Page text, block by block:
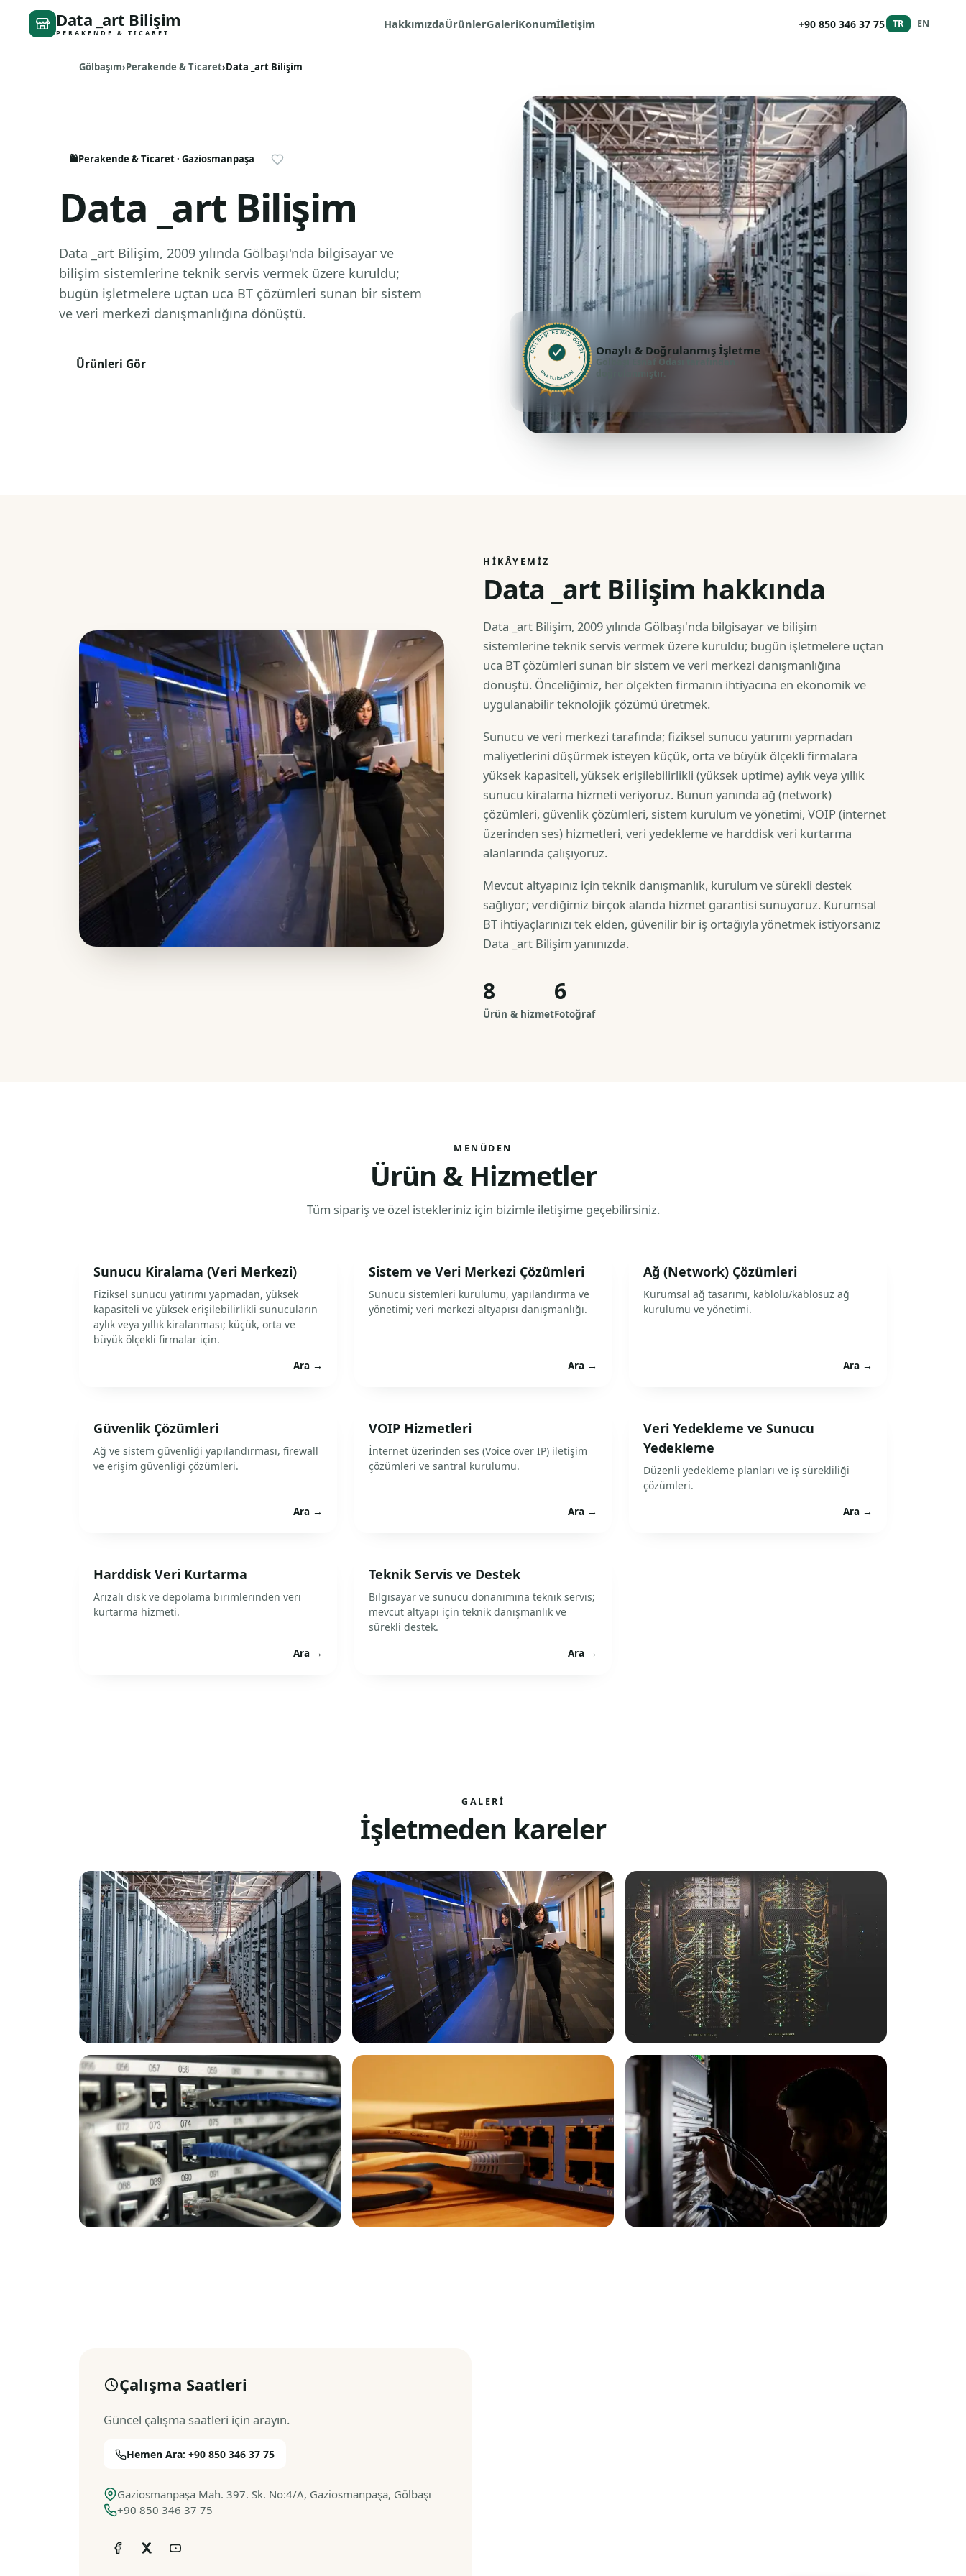
Data _art Bilişim
PERAKENDE & TICARET
HakkımızdaÜrünlerGaleriKonumİletişim +90 850 346 37 75 TR EN
Gölbaşım Perakende & Ticaret Data _art Bilişim
🛍️Perakende & Ticaret· Gaziosmanpaşa
Data _art Bilişim
Data _art Bilişim, 2009 yılında Gölbaşı'nda bilgisayar ve
bilişim sistemlerine teknik servis vermek üzere kuruldu;
bugün işletmelere uçtan uca BT çözümleri sunan bir sistem
ve veri merkezi danışmanlığına dönüştü.
Ürünleri Gör
GÖLBAŞI ESNAF ODASI
ONAYLI İŞLETME
Onaylı & Doğrulanmış İşletme
Gölbaşı Esnaf Odası tarafından
doğrulanmıştır.
HIKÂYEMIZ
Data _art Bilişim hakkında
Data _art Bilişim, 2009 yılında Gölbaşı'nda bilgisayar ve bilişim
sistemlerine teknik servis vermek üzere kuruldu; bugün işletmelere uçtan
uca BT çözümleri sunan bir sistem ve veri merkezi danışmanlığına
dönüştü. Önceliğimiz, her ölçekten firmanın ihtiyacına en ekonomik ve
uygulanabilir teknolojik çözümü üretmek.
Sunucu ve veri merkezi tarafında; fiziksel sunucu yatırımı yapmadan
maliyetlerini düşürmek isteyen küçük, orta ve büyük ölçekli firmalara
yüksek kapasiteli, yüksek erişilebilirlikli (yüksek uptime) aylık veya yıllık
sunucu kiralama hizmeti veriyoruz. Bunun yanında ağ (network)
çözümleri, güvenlik çözümleri, sistem kurulum ve yönetimi, VOIP (internet
üzerinden ses) hizmetleri, veri yedekleme ve harddisk veri kurtarma
alanlarında çalışıyoruz.
Mevcut altyapınız için teknik danışmanlık, kurulum ve sürekli destek
sağlıyor; verdiğimiz birçok alanda hizmet garantisi sunuyoruz. Kurumsal
BT ihtiyaçlarınızı tek elden, güvenilir bir iş ortağıyla yönetmek istiyorsanız
Data _art Bilişim yanınızda.
8
Ürün & hizmet
6
Fotoğraf
MENÜDEN
Ürün & Hizmetler
Tüm sipariş ve özel istekleriniz için bizimle iletişime geçebilirsiniz.
Sunucu Kiralama (Veri Merkezi)
Fiziksel sunucu yatırımı yapmadan, yüksek
kapasiteli ve yüksek erişilebilirlikli sunucuların
aylık veya yıllık kiralanması; küçük, orta ve
büyük ölçekli firmalar için.
Ara →
Sistem ve Veri Merkezi Çözümleri
Sunucu sistemleri kurulumu, yapılandırma ve
yönetimi; veri merkezi altyapısı danışmanlığı.
Ara →
Ağ (Network) Çözümleri
Kurumsal ağ tasarımı, kablolu/kablosuz ağ
kurulumu ve yönetimi.
Ara →
Güvenlik Çözümleri
Ağ ve sistem güvenliği yapılandırması, firewall
ve erişim güvenliği çözümleri.
Ara →
VOIP Hizmetleri
İnternet üzerinden ses (Voice over IP) iletişim
çözümleri ve santral kurulumu.
Ara →
Veri Yedekleme ve Sunucu
Yedekleme
Düzenli yedekleme planları ve iş sürekliliği
çözümleri.
Ara →
Harddisk Veri Kurtarma
Arızalı disk ve depolama birimlerinden veri
kurtarma hizmeti.
Ara →
Teknik Servis ve Destek
Bilgisayar ve sunucu donanımına teknik servis;
mevcut altyapı için teknik danışmanlık ve
sürekli destek.
Ara →
GALERI
İşletmeden kareler
Çalışma Saatleri
Güncel çalışma saatleri için arayın.
Hemen Ara: +90 850 346 37 75
Gaziosmanpaşa Mah. 397. Sk. No:4/A, Gaziosmanpaşa, Gölbaşı
+90 850 346 37 75